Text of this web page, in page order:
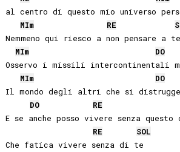
al centro di questo mio universo
MIm RE
Nemmeno qui riesco a non pensare a te
MIm DO
Osservo i missili intercontinentali
MIm DO
Il mondo degli altri che si
DO
RE
E se anche posso vivere senza questo
RE
SOL
Che fatica vivere senza di te